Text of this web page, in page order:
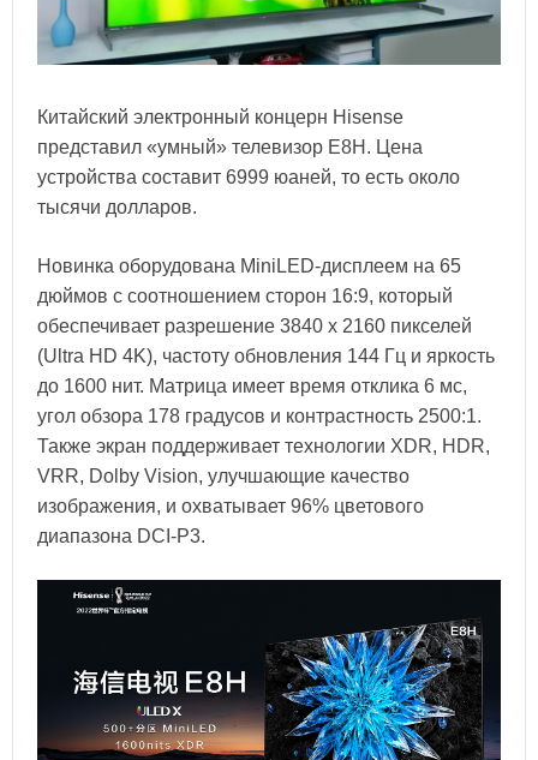
Китайский электронный концерн Hisense
представил «умный» телевизор E8H. Цена
устройства составит 6999 юаней, то есть около
тысячи долларов.
Новинка оборудована MiniLED-дисплеем на 65
дюймов с соотношением сторон 16:9, который
обеспечивает разрешение 3840 х 2160 пикселей
(Ultra HD 4K), частоту обновления 144 Гц и яркость
до 1600 нит. Матрица имеет время отклика 6 мс,
угол обзора 178 градусов и контрастность 2500:1.
Также экран поддерживает технологии XDR, HDR,
VRR, Dolby Vision, улучшающие качество
изображения, и охватывает 96% цветового
диапазона DCI-P3.